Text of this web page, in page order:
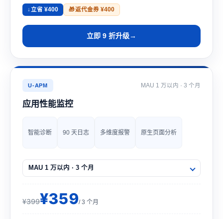
立省 ¥400 返代金券 ¥400
立即 9 折升级
U-APM MAU 1 万以内 · 3 个月
应用性能监控
智能诊断 90 天日志 多维度报警 原生页面分析
¥399¥359/ 3 个月